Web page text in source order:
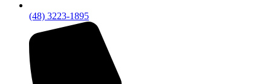
(48) 3223-1895